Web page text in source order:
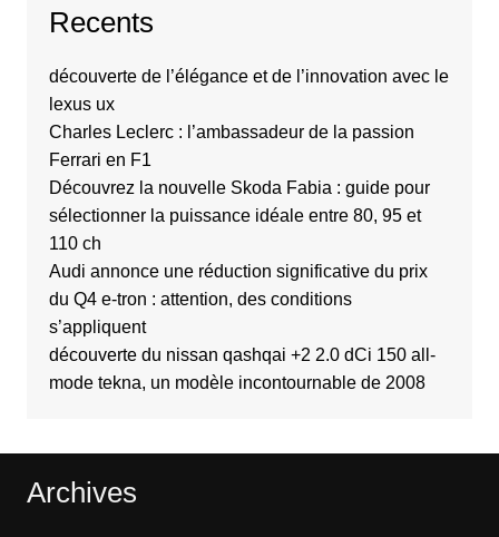
Recents
découverte de l’élégance et de l’innovation avec le
lexus ux
Charles Leclerc : l’ambassadeur de la passion
Ferrari en F1
Découvrez la nouvelle Skoda Fabia : guide pour
sélectionner la puissance idéale entre 80, 95 et
110 ch
Audi annonce une réduction significative du prix
du Q4 e-tron : attention, des conditions
s’appliquent
découverte du nissan qashqai +2 2.0 dCi 150 all-
mode tekna, un modèle incontournable de 2008
Archives